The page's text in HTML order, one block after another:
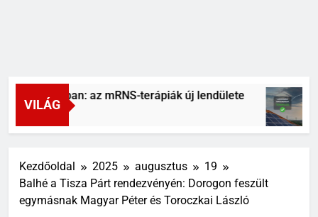
VILÁG
az mRNS-terápiák új lendülete
Kezdőoldal 2025 augusztus
19
Balhé a Tisza Párt rendezvényén: Dorogon feszült
egymásnak Magyar Péter és Toroczkai László